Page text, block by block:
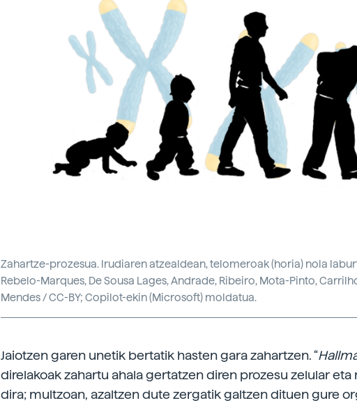
Zahartze-prozesua. Irudiaren atzealdean, telomeroak (horia) nola
Rebelo-Marques, De Sousa Lages, Andrade, Ribeiro, Mota-Pinto,
Mendes / CC-BY; Copilot-ekin (Microsoft) moldatua.
Jaiotzen garen unetik bertatik hasten gara zahartzen. “
direlakoak zahartu ahala gertatzen diren prozesu zelular
dira; multzoan, azaltzen dute zergatik galtzen dituen gure